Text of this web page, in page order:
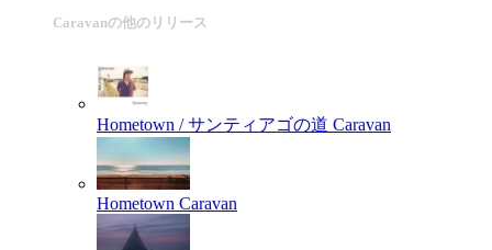
Caravanの他のリリース
Hometown / サンティアゴの道 Caravan
Hometown Caravan